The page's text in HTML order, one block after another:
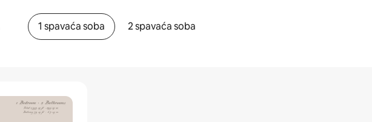
1 spavaća soba 2 spavaća soba